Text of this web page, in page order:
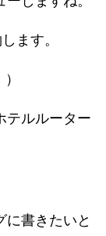
ます。
テルルーター
に書きたいと